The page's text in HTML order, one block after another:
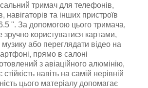
тримач для телефонів,
навігаторів та інших пристроїв
". За допомогою цього тримача,
зручно користуватися картами,
або переглядати відео на
прямо в салоні
з авіаційного алюмінію,
стійкість навіть на самій нерівній
цього матеріалу допомагає